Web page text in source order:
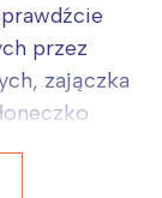
przez
zajączka